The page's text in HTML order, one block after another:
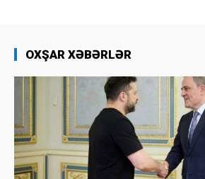
OXŞAR XƏBƏRLƏR